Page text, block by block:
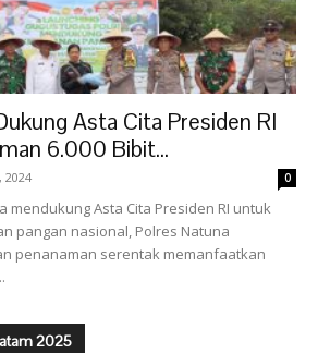
Asta Cita Presiden RI
6.000 Bibit...
2024 0
mendukung Asta Cita Presiden RI untuk
pangan nasional, Polres Natuna
penanaman serentak memanfaatkan
2025